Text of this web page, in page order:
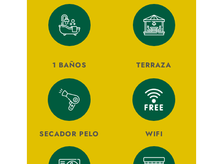
1 BAÑOS
SECADOR PELO
TERRAZA
WIFI